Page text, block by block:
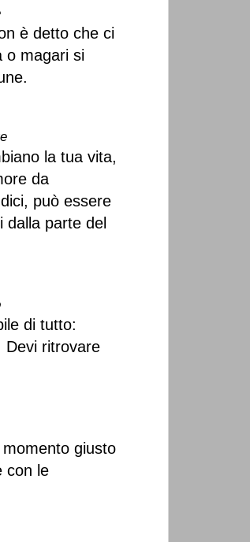
è detto che ci
o magari si
la tua vita,
da
può essere
parte del
di tutto:
Devi ritrovare
giusto
con le